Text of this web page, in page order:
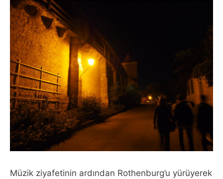
Müzik ziyafetinin ardından Rothenburg’u yürüyerek